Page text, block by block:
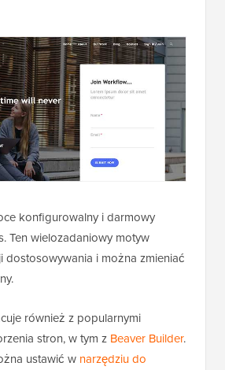
konfigurowalny i darmowy
Ten wielozadaniowy motyw
dostosowywania i można zmieniać
również z popularnymi
stron, w tym z Beaver Builder.
ustawić w narzędziu do